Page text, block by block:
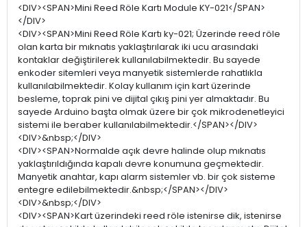
<DIV><SPAN>Mini Reed Röle Kartı Module KY-021</SPAN>
</DIV>
<DIV><SPAN>Mini Reed Röle Kartı ky-021; Üzerinde reed röle
olan karta bir mıknatıs yaklaştırılarak iki ucu arasındaki
kontaklar değiştirilerek kullanılabilmektedir. Bu sayede
enkoder sitemleri veya manyetik sistemlerde rahatlıkla
kullanılabilmektedir. Kolay kullanım için kart üzerinde
besleme, toprak pini ve dijital çıkış pini yer almaktadır. Bu
sayede Arduino başta olmak üzere bir çok mikrodenetleyici
sistemi ile beraber kullanılabilmektedir.</SPAN></DIV>
<DIV>&nbsp;</DIV>
<DIV><SPAN>Normalde açık devre halinde olup mıknatıs
yaklaştırıldığında kapalı devre konumuna geçmektedir.
Manyetik anahtar, kapı alarm sistemler vb. bir çok sisteme
entegre edilebilmektedir.&nbsp;</SPAN></DIV>
<DIV>&nbsp;</DIV>
<DIV><SPAN>Kart üzerindeki reed röle istenirse dik, istenirse